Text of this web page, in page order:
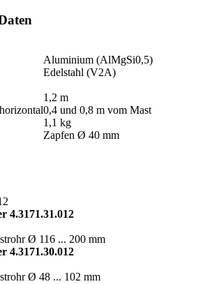
Aluminium (AlMgSi0,5)
Edelstahl (V2A)
1,2 m
0,4 und 0,8 m vom Mast
1,1 kg
Zapfen Ø 40 mm
4.3171.31.012
Ø 116 ... 200 mm
4.3171.30.012
Ø 48 ... 102 mm